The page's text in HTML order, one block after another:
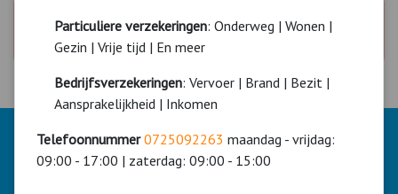
U dient akkoord te gaan met de cookies om dit
onderdeel te bekijken.
Akkoord
Bel voor Service & Advies: Tel.0725092263
Particuliere verzekeringen: Onderweg | Wonen |
Gezin | Vrije tijd | En meer
Bedrijfsverzekeringen: Vervoer | Brand | Bezit |
Aansprakelijkheid | Inkomen
Telefoonnummer 0725092263 maandag - vrijdag:
09:00 - 17:00 | zaterdag: 09:00 - 15:00